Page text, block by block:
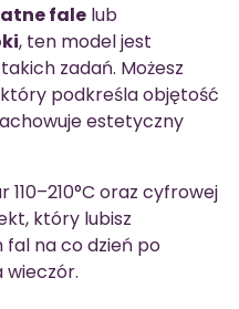
fale lub
, ten model jest
zadań. Możesz
podkreśla objętość
estetyczny
oraz cyfrowej
który lubisz
na co dzień po
wieczór.